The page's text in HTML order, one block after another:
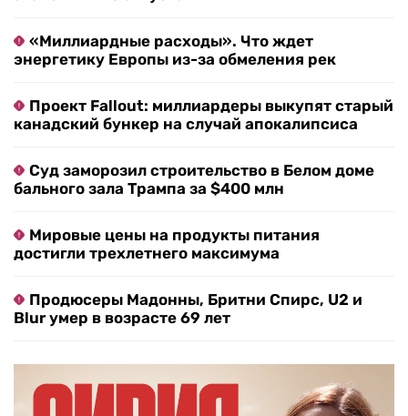
«Миллиардные расходы». Что ждет
энергетику Европы из-за обмеления рек
Проект Fallout: миллиардеры выкупят старый
канадский бункер на случай апокалипсиса
Суд заморозил строительство в Белом доме
бального зала Трампа за $400 млн
Мировые цены на продукты питания
достигли трехлетнего максимума
Продюсеры Мадонны, Бритни Спирс, U2 и
Blur умер в возрасте 69 лет